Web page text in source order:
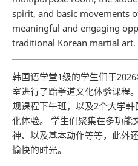
spirit, and basic movements
meaningful and engaging
traditional Korean martial art.
韩国语学堂1级的学生们于
室进行了跆拳道文化体验课程
规课程下午班，以及2个大学
化体验。 学生们聚集在多功能
神、以及基本动作等等，此外
愉快的时光。